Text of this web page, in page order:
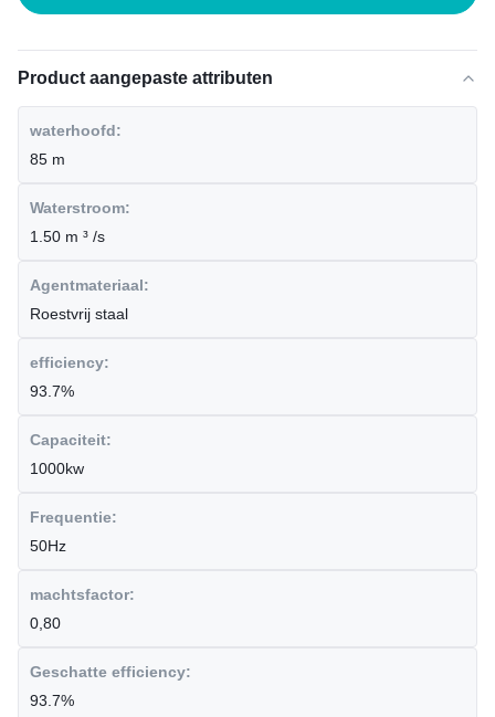
Product aangepaste attributen
waterhoofd:
85 m
Waterstroom:
1.50 m ³ /s
Agentmateriaal:
Roestvrij staal
efficiency:
93.7%
Capaciteit:
1000kw
Frequentie:
50Hz
machtsfactor:
0,80
Geschatte efficiency:
93.7%